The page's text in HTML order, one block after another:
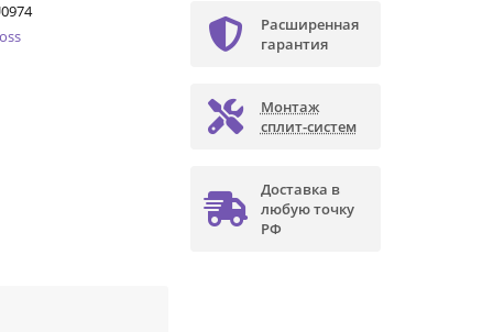
Расширенная
гарантия
Монтаж
сплит-систем
Доставка в
любую точку
РФ